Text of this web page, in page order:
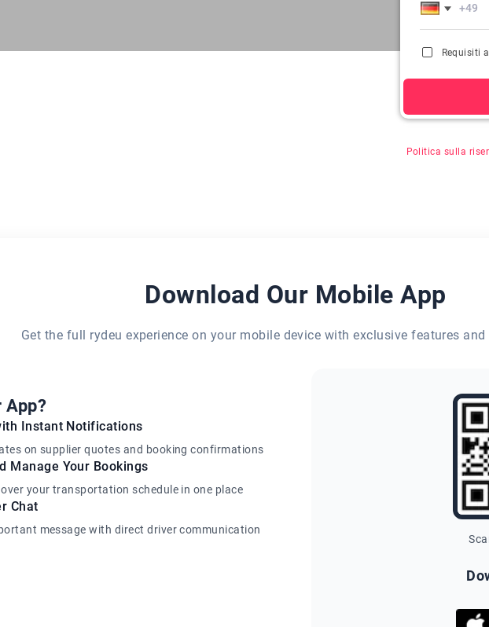
Requisiti
Politica sulla
Download Our Mobile App
Get the full rydeu experience on your mobile device with exclusive features
App?
Instant Notifications
on supplier quotes and booking confirmations
Manage Your Bookings
your transportation schedule in one place
Chat
message with direct driver communication